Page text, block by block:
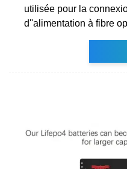
utilisée pour la
d''alimentation à fibre